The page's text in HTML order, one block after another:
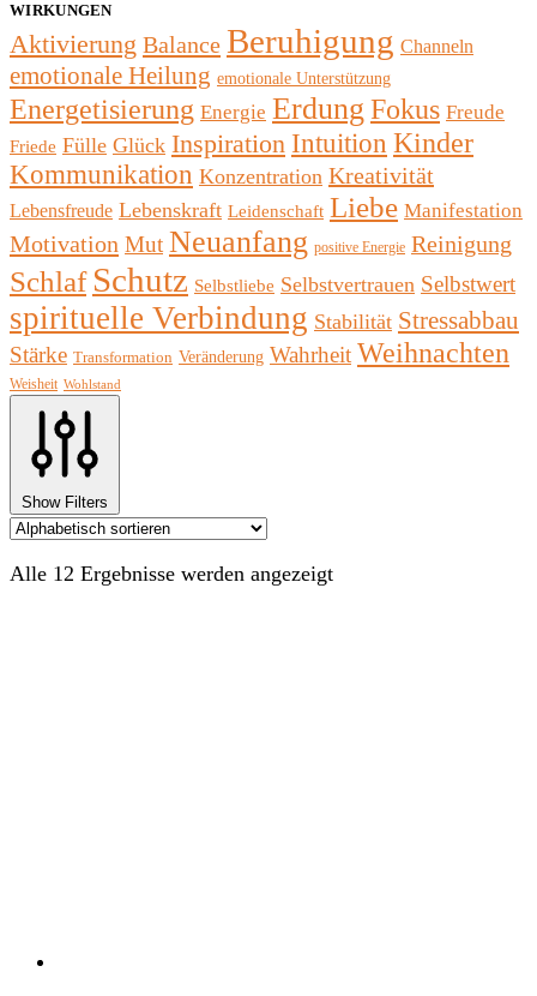
WIRKUNGEN
Aktivierung Balance Beruhigung Channeln
emotionale Heilung emotionale Unterstützung
Energetisierung Energie Erdung Fokus Freude
Friede Fülle Glück Inspiration Intuition Kinder
Kommunikation Konzentration Kreativität
Lebensfreude Lebenskraft Leidenschaft Liebe Manifestation
Motivation Mut Neuanfang positive Energie Reinigung
Schlaf Schutz Selbstliebe Selbstvertrauen Selbstwert
spirituelle Verbindung Stabilität Stressabbau
Stärke Transformation Veränderung Wahrheit Weihnachten
Weisheit Wohlstand
Show Filters
Alle 12 Ergebnisse werden angezeigt